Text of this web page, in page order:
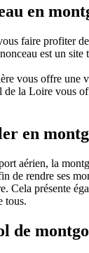
en
faire profiter
est un
vous offre une
la Loire vous
en
aérien, la
de rendre ses
Cela présente
tous.
de